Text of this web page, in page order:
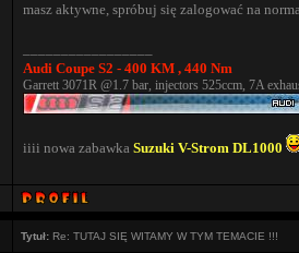
masz aktywne, spróbuj się zalogować na
Audi Coupe S2 - 400 KM , 440 Nm
Garrett 3071R @1.7 bar, injectors 525ccm, 7A
iiii nowa zabawka Suzuki V-Strom DL1000
Tytuł: Re: TUTAJ SIĘ WITAMY W TYM TEMACIE !!!